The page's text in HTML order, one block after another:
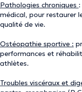
Pathologies chroniques
médical, pour restaurer
qualité de vie.
Ostéopathie sportive :
performances et
athlètes.
Troubles viscéraux et